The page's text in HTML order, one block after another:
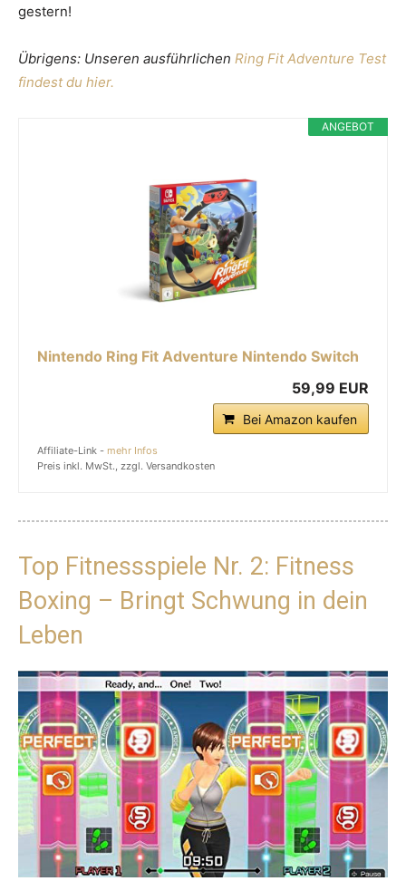
gestern!
Übrigens: Unseren ausführlichen Ring Fit Adventure Test
findest du hier.
ANGEBOT
Nintendo Ring Fit Adventure Nintendo Switch
59,99 EUR
Bei Amazon kaufen
Affiliate-Link - mehr Infos
Preis inkl. MwSt., zzgl. Versandkosten
Top Fitnessspiele Nr. 2: Fitness
Boxing – Bringt Schwung in dein
Leben